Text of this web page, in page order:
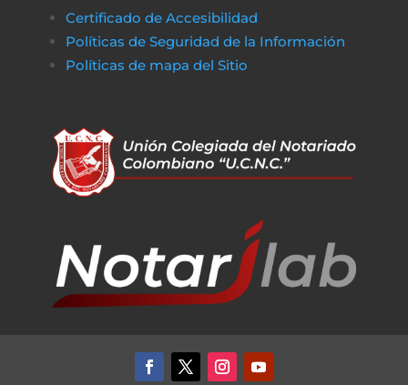
Certificado de Accesibilidad
Políticas de Seguridad de la Información
Políticas de mapa del Sitio